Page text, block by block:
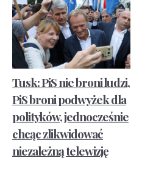
Tusk: PiS nie broni ludzi,
PiS broni podwyżek dla
polityków, jednocześnie
chcąc zlikwidować
niezależną telewizję